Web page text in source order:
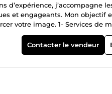
d’expérience, j’accompagne
et engageants. Mon objectif
votre image. 1- Services de
promotionnelles et
adaptés à votre audience
colorimétrique,
Contacter le vendeur